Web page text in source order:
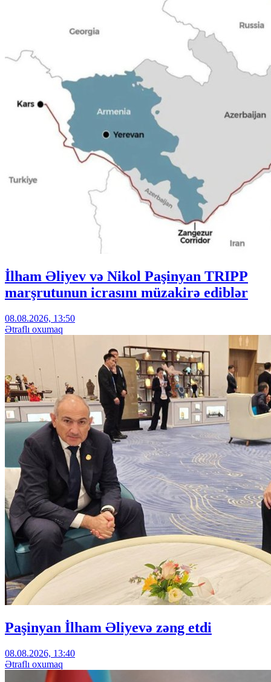
İlham Əliyev və Nikol Paşinyan TRIPP
marşrutunun icrasını müzakirə ediblər
08.08.2026, 13:50
Ətraflı oxumaq
Paşinyan İlham Əliyevə zəng etdi
08.08.2026, 13:40
Ətraflı oxumaq